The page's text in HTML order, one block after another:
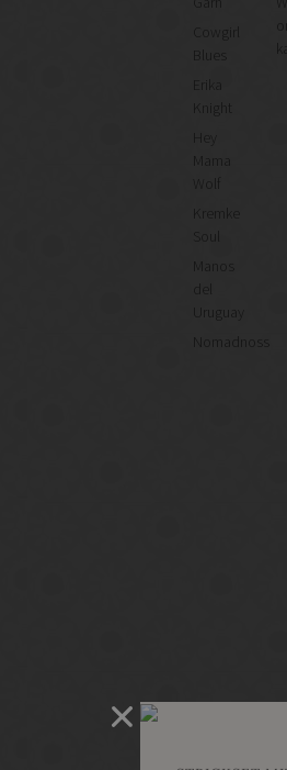
Cowgirl
Knight
Mama
Wolf
Kremke
Manos
Uruguay
Nomadnoss